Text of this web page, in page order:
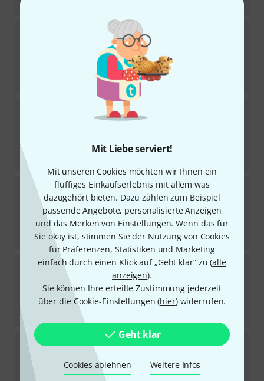
Mit Liebe serviert!
Mit unseren Cookies möchten wir Ihnen ein
fluffiges Einkaufserlebnis mit allem was
dazugehört bieten. Dazu zählen zum Beispiel
passende Angebote, personalisierte Anzeigen
und das Merken von Einstellungen. Wenn das für
Sie okay ist, stimmen Sie der Nutzung von Cookies
für Präferenzen, Statistiken und Marketing
einfach durch einen Klick auf „Geht klar“ zu (alle
anzeigen).
Sie können Ihre erteilte Zustimmung jederzeit
über die Cookie-Einstellungen (hier) widerrufen.
Geht klar
Cookies ablehnen Weitere Infos
GEWA-CUP Flugelhorn 7C-D
3
Sofort lieferbar
UVP:21,30 €
GEWA-CUPFlugelhorn 7C
9
16,90 €
GEWA-CUP Tuba 18
2
Sofort lieferbar
45 €
UVP:56,40 €
-20%
GEWA-CUPBaritone 11C-B
1
Sofort lieferbar
24,90 €
-22%
GEWA-CUP Flugelhorn 6C-D
Sofort lieferbar
16,90€